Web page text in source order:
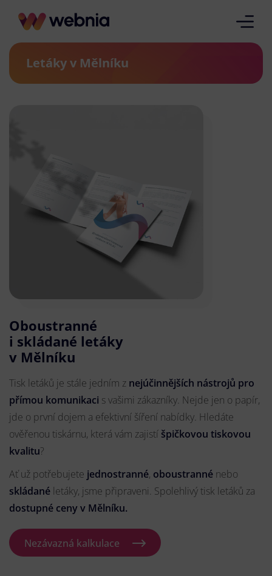
Letáky v Mělníku
Oboustranné
i skládané letáky
v Mělníku
Tisk letáků je stále jedním z nejúčinnějších nástrojů pro
přímou komunikaci s vašimi zákazníky. Nejde jen o papír,
jde o první dojem a efektivní šíření nabídky. Hledáte
ověřenou tiskárnu, která vám zajistí špičkovou tiskovou
kvalitu?
Ať už potřebujete jednostranné, oboustranné nebo
skládané letáky, jsme připraveni. Spolehlivý tisk letáků za
dostupné ceny v Mělníku.
Nezávazná kalkulace